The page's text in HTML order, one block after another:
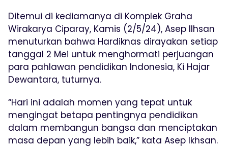
Ditemui di kediamanya di Komplek Graha
Wirakarya Ciparay, Kamis (2/5/24), Asep Ilhsan
menuturkan bahwa Hardiknas dirayakan setiap
tanggal 2 Mei untuk menghormati perjuangan
para pahlawan pendidikan Indonesia, Ki Hajar
Dewantara, tuturnya.
“Hari ini adalah momen yang tepat untuk
mengingat betapa pentingnya pendidikan
dalam membangun bangsa dan menciptakan
masa depan yang lebih baik,” kata Asep Ikhsan.